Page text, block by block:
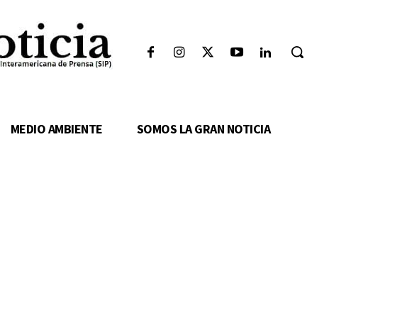
MEDIO AMBIENTE SOMOS LA GRAN NOTICIA